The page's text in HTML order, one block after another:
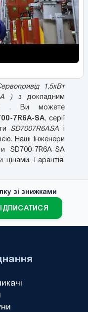
1,5кВт
) з докладним
. Ви можете
7R6A-SA, серії
SD7007R6ASA і
Наші Інженери
SD700-7R6A-SA
цінами. Гарантія.
зі знижками